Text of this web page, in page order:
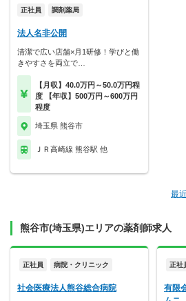
正社員 調剤薬局
法人名非公開
清潔で広い店舗×月1研修！学びと働
きやすさを両立で…
【月収】40.0万円～50.0万円程
度 【年収】500万円～600万円
程度
埼玉県 熊谷市
ＪＲ高崎線 熊谷駅 他
最
熊谷市(埼玉県)エリアの薬剤師求人
正社員 病院・クリニック
社会医療法人熊谷総合病院
正社
有限